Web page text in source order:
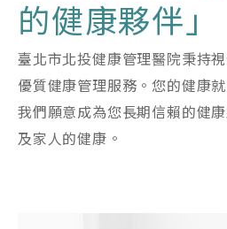
的健康夥伴」
臺北市北投健康管理醫院秉持
優質健康管理服務。您的健康
我們願意成為您長期信賴的健
及家人的健康。